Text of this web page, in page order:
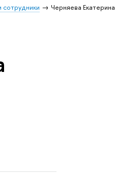
Черняева Екатерина